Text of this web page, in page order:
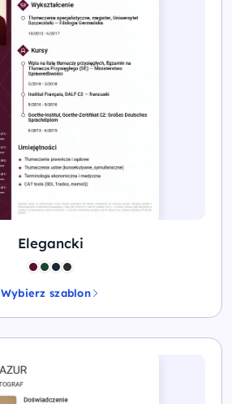
Elegancki
Wybierz szablon